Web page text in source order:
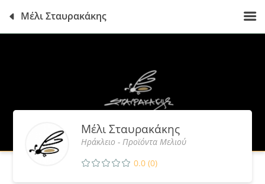
Μέλι Σταυρακάκης
Μέλι Σταυρακάκης
Ηράκλειο - Προϊόντα Μελιού
0.0 (0)